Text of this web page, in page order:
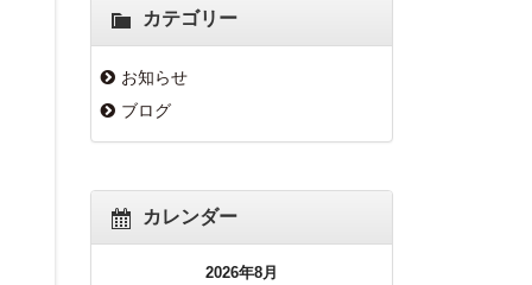
カテゴリー
お知らせ
ブログ
カレンダー
2026年8月